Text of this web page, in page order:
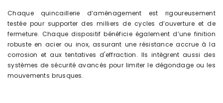
Chaque quincaillerie d’aménagement est rigoureusement
testée pour supporter des milliers de cycles d’ouverture et de
fermeture. Chaque dispositif bénéficie également d’une finition
robuste en acier ou inox, assurant une résistance accrue à la
corrosion et aux tentatives d'effraction. Ils intègrent aussi des
systèmes de sécurité avancés pour limiter le dégondage ou les
mouvements brusques.